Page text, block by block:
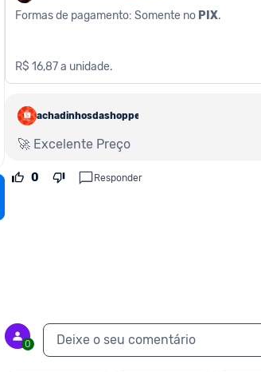
Formas de pagamento: Somente no PIX.
R$ 16,87 a unidade.
achadinhosdashoppe
🚀 Excelente Preço
0 Responder
0 Deixe o seu comentário